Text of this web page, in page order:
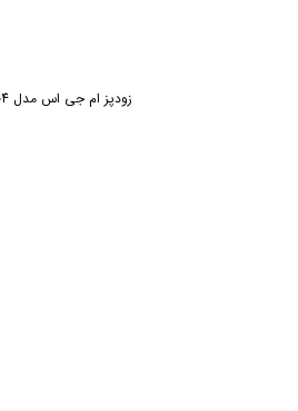
زودپز ام جی اس مدل PC704 حجم 4 لیتر